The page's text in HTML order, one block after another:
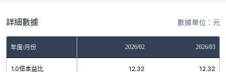
詳細數據 數據單位：元
年度/月份 2026/02 2026/03
1.0倍本益比 12.32 12.32